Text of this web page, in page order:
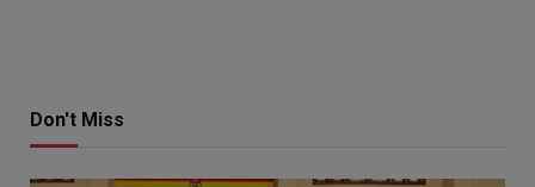
Don't Miss